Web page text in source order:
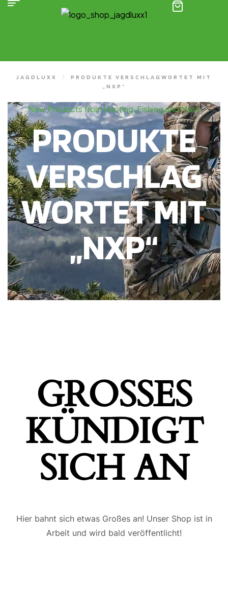
JAGDLUXX /
PRODUKTE VERSCHLAGWORTET MIT
„NXP“
New Products from Hunting, Fishing and More
PRODUKTE
VERSCHLAG
WORTET MIT
„NXP“
GROSSES K
ÜNDIGT S
ICH AN
Hier bahnt sich etwas Großes an! Unser Shop ist in
Arbeit und wird bald veröffentlicht!